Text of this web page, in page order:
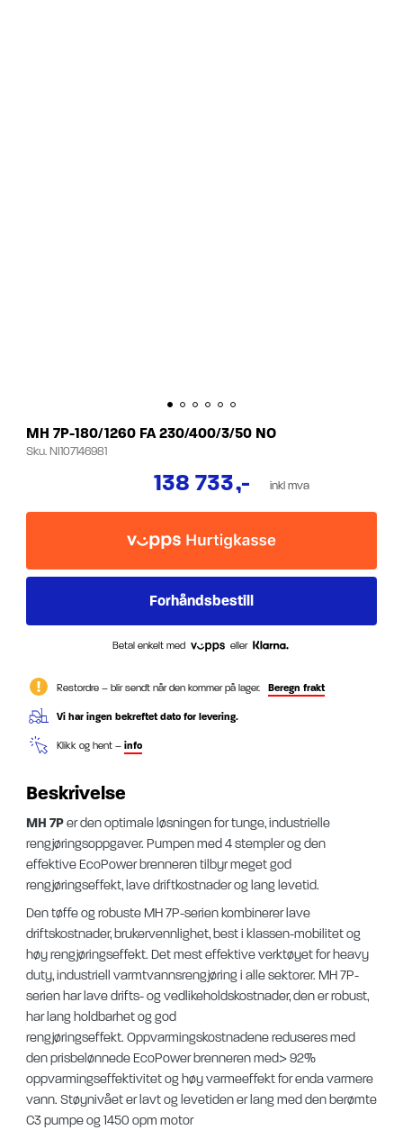
MH 7P-180/1260 FA 230/400/3/50 NO
Sku.NI107146981
138 733,- inkl mva
Betal enkelt med eller
Restordre – blir sendt når den kommer på lager. Beregn frakt
Vi har ingen bekreftet dato for levering.
Klikk og hent – info
Beskrivelse
MH 7Per den optimale løsningen for tunge, industrielle
rengjøringsoppgaver. Pumpen med 4 stempler og den
effektive EcoPower brenneren tilbyr meget god
rengjøringseffekt, lave driftkostnader og lang levetid.
Den tøffe og robuste MH 7P-serien kombinerer lave
driftskostnader, brukervennlighet, best i klassen-mobilitet og
høy rengjøringseffekt. Det mest effektive verktøyet for heavy
duty, industriell varmtvannsrengjøring i alle sektorer. MH 7P-
serien har lave drifts- og vedlikeholdskostnader, den er robust,
har lang holdbarhet og god
rengjøringseffekt. Oppvarmingskostnadene reduseres med
den prisbelønnede EcoPower brenneren med> 92%
oppvarmingseffektivitet og høy varmeeffekt for enda varmere
vann. Støynivået er lavt og levetiden er lang med den berømte
C3 pumpe og 1450 opm motor